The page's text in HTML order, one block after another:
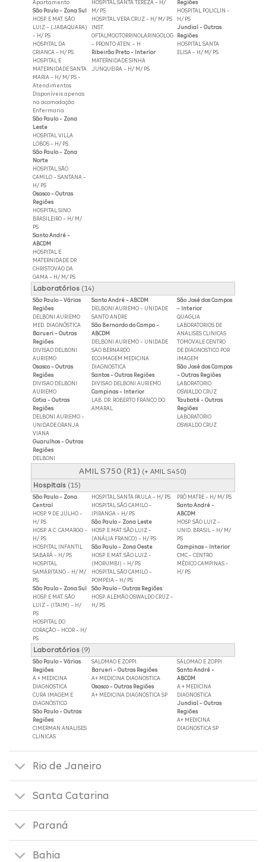
Apartamento
São Paulo - Zona Sul
HOSP. E MAT. SÃO
LUIZ - (JABAQUARA)
- H/ PS
HOSPITAL DA
CRIANCA - H/ PS
HOSPITAL E
MATERNIDADE SANTA
MARIA - H/ M/ PS -
Atendimentos
Disponíveis apenas
na acomodação
Enfermaria
São Paulo - Zona
Leste
HOSPITAL VILLA
LOBOS - H/ PS
São Paulo - Zona
Norte
HOSPITAL SÃO
CAMILO - SANTANA -
H/ PS
Osasco - Outras
Regiões
HOSPITAL SINO
BRASILEIRO - H/ M/
PS
Santo André -
ABCDM
HOSPITAL E
MATERNIDADE DR
CHRISTOVAO DA
GAMA - H/ M/ PS
HOSPITAL SANTA TEREZA - H/
M/ PS
HOSPITAL VERA CRUZ - H/ M/ PS
INST.
OFTALMOOTORRINOLARINGOLOG
- PRONTO ATEN. - H
Ribeirão Preto - Interior
MATERNIDADE SINHA
JUNQUEIRA - H/ M/ PS
Regiões
HOSPITAL POLICLIN -
H/ PS
Jundiaí - Outras
Regiões
HOSPITAL SANTA
ELISA - H/ M/ PS
Laboratórios(14)
São Paulo - Várias
Regiões
DELBONI AURIEMO
MED. DIAGNÓSTICA
Barueri - Outras
Regiões
DIVISAO DELBONI
AURIEMO
Osasco - Outras
Regiões
DIVISAO DELBONI
AURIEMO
Cotia - Outras
Regiões
DELBONI AURIEMO -
UNIDADE GRANJA
VIANA
Guarulhos - Outras
Regiões
DELBONI
Santo André - ABCDM
DELBONI AURIEMO - UNIDADE
SANTO ANDRE
São Bernardo do Campo -
ABCDM
DELBONI AURIEMO - UNIDADE
SAO BERNARDO
ECOIMAGEM MEDICINA
DIAGNOSTICA
Santos - Outras Regiões
DIVISAO DELBONI AURIEMO
Campinas - Interior
LAB. DR. ROBERTO FRANCO DO
AMARAL
São José dos Campos
- Interior
QUAGLIA
LABORATORIOS DE
ANALISES CLINICAS
TOMOVALE CENTRO
DE DIAGNOSTICO POR
IMAGEM
São José dos Campos
- Outras Regiões
LABORATORIO
OSWALDO CRUZ
Taubaté - Outras
Regiões
LABORATORIO
OSWALDO CRUZ
AMIL S750 (R1) (+ AMIL S450)
Hospitais(15)
São Paulo - Zona
Central
HOSP. 9 DE JULHO -
H/ PS
HOSP. A.C. CAMARGO -
H/ PS
HOSPITAL INFANTIL
SABARÁ - H/ PS
HOSPITAL
SAMARITANO - H/ M/
PS
São Paulo - Zona Sul
HOSP. E MAT. SÃO
LUIZ - (ITAIM) - H/
PS
HOSPITAL DO
CORAÇÃO - HCOR - H/
PS
HOSPITAL SANTA PAULA - H/ PS
HOSPITAL SÃO CAMILO -
IPIRANGA - H/ PS
São Paulo - Zona Leste
HOSP. E MAT. SÃO LUIZ -
(ANÁLIA FRANCO) - H/ PS
São Paulo - Zona Oeste
HOSP. E MAT. SÃO LUIZ -
(MORUMBI) - H/ PS
HOSPITAL SÃO CAMILO -
POMPEIA - H/ PS
São Paulo - Outras Regiões
HOSP. ALEMÃO OSWALDO CRUZ -
H/ PS
PRÓ MATRE - H/ M/ PS
Santo André -
ABCDM
HOSP. SÃO LUIZ -
UNID. BRASIL - H/ M/
PS
Campinas - Interior
CMC - CENTRO
MÉDICO CAMPINAS -
H/ PS
Laboratórios(9)
São Paulo - Várias
Regiões
A + MEDICINA
DIAGNOSTICA
CURA IMAGEM E
DIAGNÓSTICO
São Paulo - Outras
Regiões
CIMERMAN ANALISES
CLINICAS
SALOMAO E ZOPPI.
Barueri - Outras Regiões
A+ MEDICINA DIAGNOSTICA
Osasco - Outras Regiões
A+ MEDICINA DIAGNOSTICA SP
SALOMAO E ZOPPI
Santo André -
ABCDM
A + MEDICINA
DIAGNOSTICA
Jundiaí - Outras
Regiões
A+ MEDICINA
DIAGNOSTICA SP
Rio de Janeiro
Santa Catarina
Paraná
Bahia